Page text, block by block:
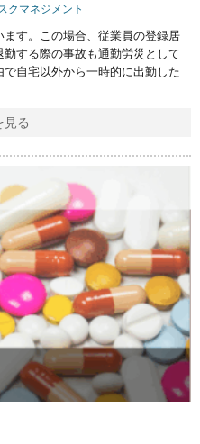
クマネジメント
す。この場合、従業員の登録居
する際の事故も通勤労災として
自宅以外から一時的に出勤した
見る